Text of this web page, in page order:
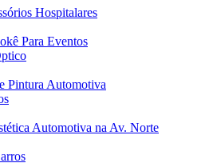
Hospitalares
Para Eventos
Pintura Automotiva
Automotiva na Av. Norte